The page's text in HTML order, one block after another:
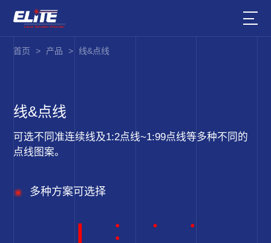
首页 > 产品 > 线&点线
线&点线
可选不同准连续线及1:2点线~1:99点线等多种不同的
点线图案。
多种方案可选择